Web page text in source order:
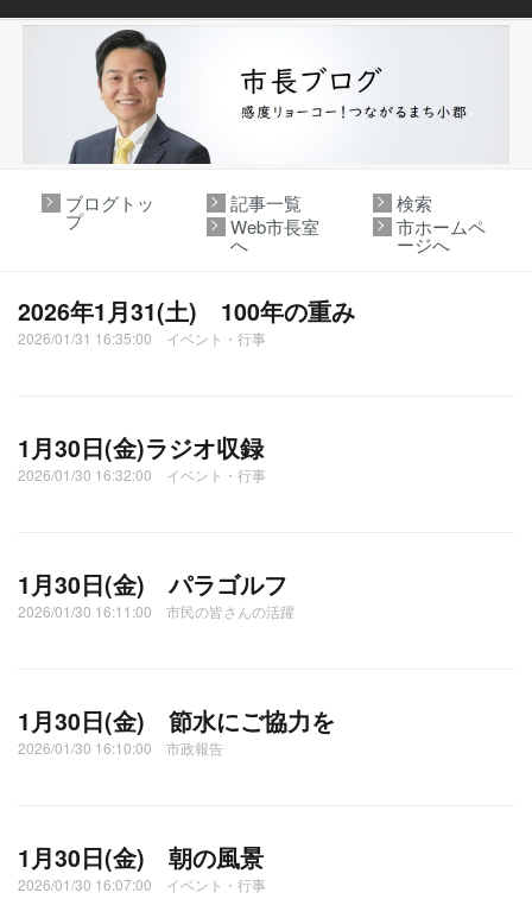
ブログトッ
プ
記事一覧
検索
Web市長室
へ
市ホームペ
ージへ
2026年1月31(土) 100年の重み
2026/01/31 16:35:00 イベント・行事
1月30日(金)ラジオ収録
2026/01/30 16:32:00 イベント・行事
1月30日(金) パラゴルフ
2026/01/30 16:11:00 市民の皆さんの活躍
1月30日(金) 節水にご協力を
2026/01/30 16:10:00 市政報告
1月30日(金) 朝の風景
2026/01/30 16:07:00 イベント・行事